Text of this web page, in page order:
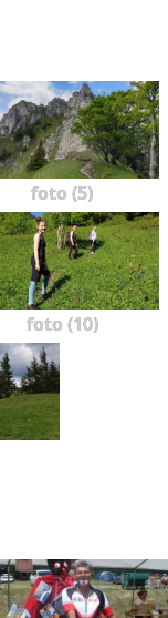
foto (5)
foto (10)